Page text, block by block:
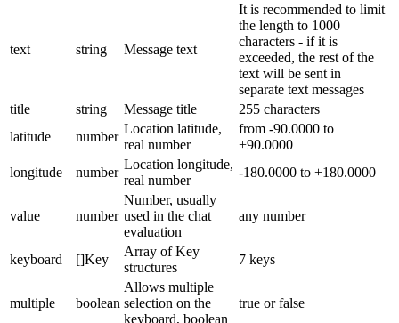
text string Message text
It is recommended to limit
the length to 1000
characters - if it is
exceeded, the rest of the
text will be sent in
separate text messages
title
string Message title
255 characters
latitude
number
Location latitude,
real number
from -90.0000 to
+90.0000
longitude
number
Location longitude,
real number
-180.0000 to +180.0000
value number
Number, usually
used in the chat
evaluation
any number
keyboard []Key
Array of Key
structures
7 keys
multiple boolean
Allows multiple
selection on the
keyboard, boolean
true or false